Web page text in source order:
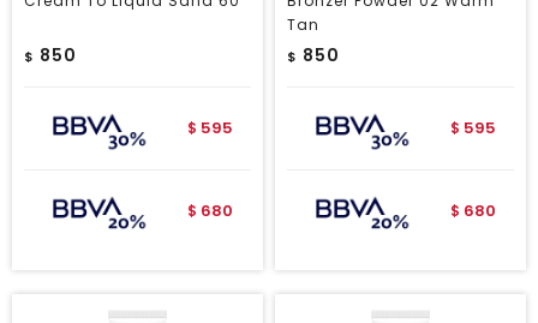
$ 850
$ 595
$ 680
Tan
$ 850
$ 595
$ 680